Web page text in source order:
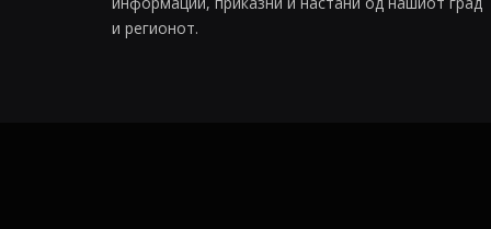
и регионот.